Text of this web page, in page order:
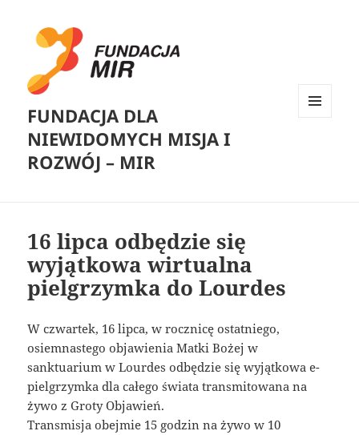
FUNDACJA DLA
NIEWIDOMYCH MISJA I
ROZWÓJ – MIR
16 lipca odbędzie się
wyjątkowa wirtualna
pielgrzymka do Lourdes
W czwartek, 16 lipca, w rocznicę ostatniego,
osiemnastego objawienia Matki Bożej w
sanktuarium w Lourdes odbędzie się wyjątkowa e-
pielgrzymka dla całego świata transmitowana na
żywo z Groty Objawień.
Transmisja obejmie 15 godzin na żywo w 10